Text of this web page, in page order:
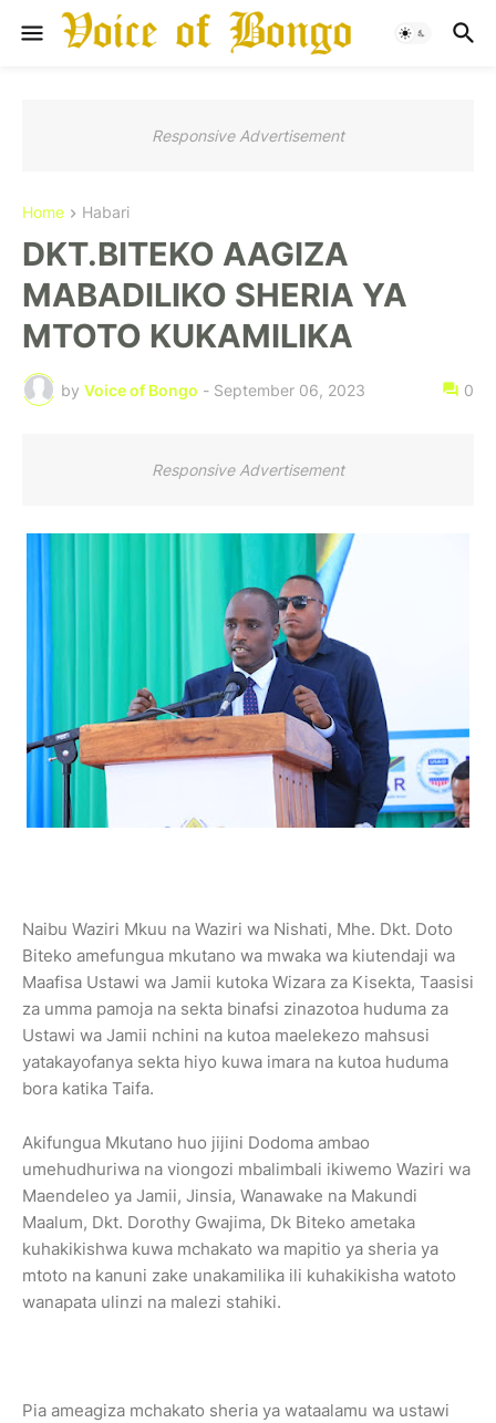
Responsive Advertisement
Home Habari
DKT.BITEKO AAGIZA
MABADILIKO SHERIA YA
MTOTO KUKAMILIKA
by Voice of Bongo - September 06, 2023 0
Responsive Advertisement
Naibu Waziri Mkuu na Waziri wa Nishati, Mhe. Dkt. Doto
Biteko amefungua mkutano wa mwaka wa kiutendaji wa
Maafisa Ustawi wa Jamii kutoka Wizara za Kisekta, Taasisi
za umma pamoja na sekta binafsi zinazotoa huduma za
Ustawi wa Jamii nchini na kutoa maelekezo mahsusi
yatakayofanya sekta hiyo kuwa imara na kutoa huduma
bora katika Taifa.
Akifungua Mkutano huo jijini Dodoma ambao
umehudhuriwa na viongozi mbalimbali ikiwemo Waziri wa
Maendeleo ya Jamii, Jinsia, Wanawake na Makundi
Maalum, Dkt. Dorothy Gwajima, Dk Biteko ametaka
kuhakikishwa kuwa mchakato wa mapitio ya sheria ya
mtoto na kanuni zake unakamilika ili kuhakikisha watoto
wanapata ulinzi na malezi stahiki.
Pia ameagiza mchakato sheria ya wataalamu wa ustawi